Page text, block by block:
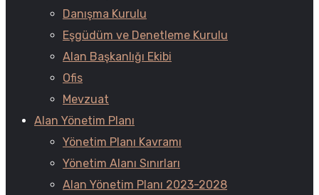
Danışma Kurulu
Eşgüdüm ve Denetleme Kurulu
Alan Başkanlığı Ekibi
Ofis
Mevzuat
Alan Yönetim Planı
Yönetim Planı Kavramı
Yönetim Alanı Sınırları
Alan Yönetim Planı 2023-2028